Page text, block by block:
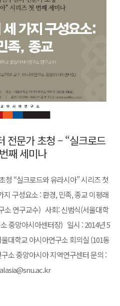
전문가 초청 – “실크로드
째 세미나
청 “실크로드와 유라시아” 시리즈 첫
구성요소 : 환경, 민족, 종교 이평래
소 연구교수) 사회: 신범식(서울대학
중앙아시아센터장) 일시 : 2014년 5
대학교 아시아연구소 회의실 (101동
소 중앙아시아 지역연구센터 문의 :